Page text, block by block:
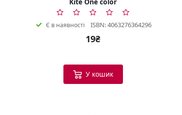
Є в наявності ISBN: 4063276364296
19₴
У кошик